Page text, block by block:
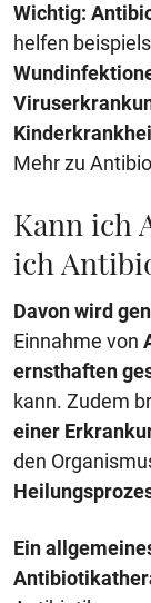
Wichtig:
helfen
Mehr zu
Kann ich
ich
Davon wird
Einnahme von
ernsthaften
kann. Zudem
einer
den
Ein